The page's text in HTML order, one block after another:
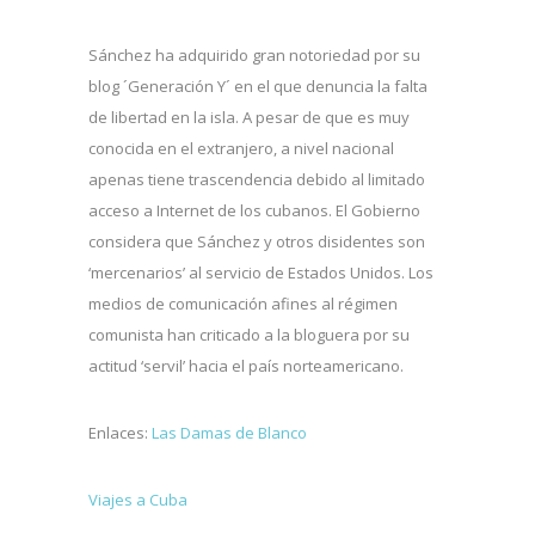
Sánchez ha adquirido gran notoriedad por su
blog ´Generación Y´ en el que denuncia la falta
de libertad en la isla. A pesar de que es muy
conocida en el extranjero, a nivel nacional
apenas tiene trascendencia debido al limitado
acceso a Internet de los cubanos. El Gobierno
considera que Sánchez y otros disidentes son
‘mercenarios’ al servicio de Estados Unidos. Los
medios de comunicación afines al régimen
comunista han criticado a la bloguera por su
actitud ‘servil’ hacia el país norteamericano.
Enlaces: Las Damas de Blanco
Viajes a Cuba